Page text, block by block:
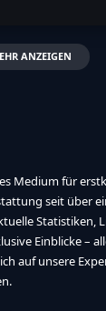
ANZEIGEN
Medium für
seit über
Statistiken,
Einblicke –
auf unsere